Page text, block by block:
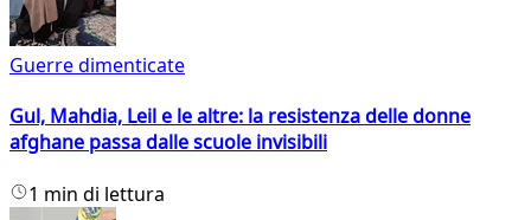
Guerre dimenticate
Gul, Mahdia, Leil e le altre: la resistenza delle donne
afghane passa dalle scuole invisibili
1 min di lettura